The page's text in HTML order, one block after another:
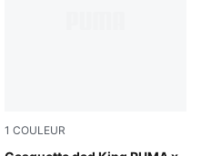
1 COULEUR